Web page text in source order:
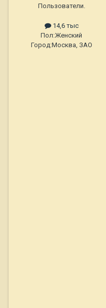
Пользователи.
14,6 тыс
Пол:Женский
Город:Москва, ЗАО